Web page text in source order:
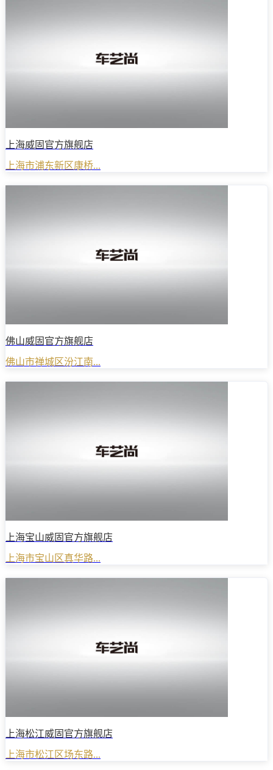
上海威固官方旗舰店
上海市浦东新区康桥...
佛山威固官方旗舰店
佛山市禅城区汾江南...
上海宝山威固官方旗舰店
上海市宝山区真华路...
上海松江威固官方旗舰店
上海市松江区场东路...